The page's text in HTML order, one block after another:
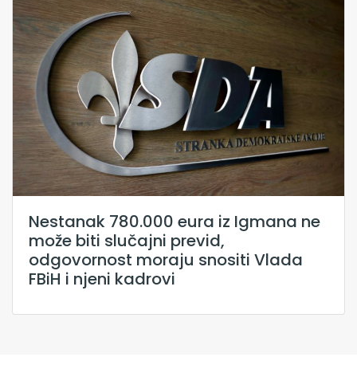
Nestanak 780.000 eura iz Igmana ne
može biti slučajni previd,
odgovornost moraju snositi Vlada
FBiH i njeni kadrovi